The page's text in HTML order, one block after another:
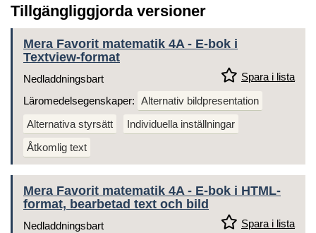
Tillgängliggjorda versioner
Mera Favorit matematik 4A - E-bok i
Textview-format
Spara i lista
Nedladdningsbart
Läromedelsegenskaper: Alternativ bildpresentation
Alternativa styrsätt
Individuella inställningar
Åtkomlig text
Mera Favorit matematik 4A - E-bok i HTML-
format, bearbetad text och bild
Spara i lista
Nedladdningsbart